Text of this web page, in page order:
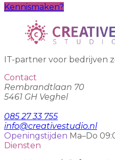
Kennismaken?
IT-partner voor bedrijven
Contact
Rembrandtlaan 70
5461 GH Veghel
085 27 33 755
info@creativestudio.nl
Openingstijden Ma–Do
Diensten